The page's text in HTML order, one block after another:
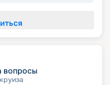
вопросы